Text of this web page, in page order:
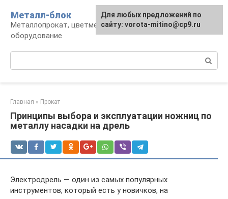
контенту
Металл-блок
Металлопрокат, цветмет, обработка и
оборудование
Главная » Прокат
Принципы выбора и эксплуатации ножниц по
металлу насадки на дрель
Электродрель — один из самых популярных
инструментов, который есть у новичков, на
Для любых предложений по
сайту: vorota-mitino@cp9.ru